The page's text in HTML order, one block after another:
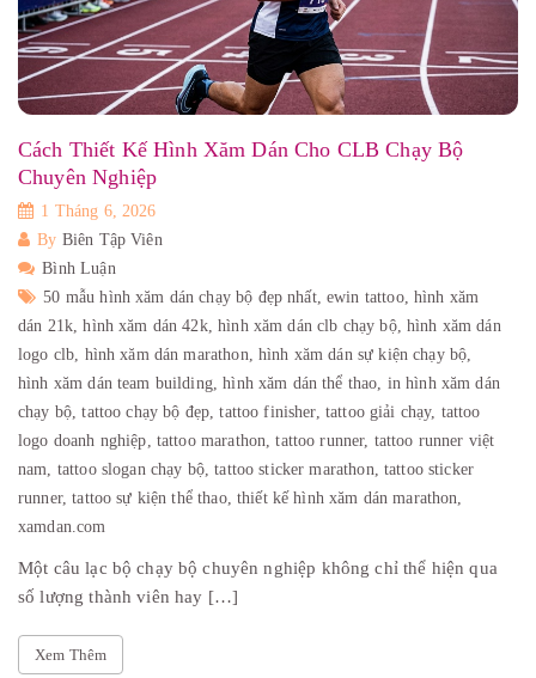
Cách Thiết Kế Hình Xăm Dán Cho CLB Chạy Bộ
Chuyên Nghiệp
1 Tháng 6, 2026
By Biên Tập Viên
Bình Luận
50 mẫu hình xăm dán chạy bộ đẹp nhất,ewin tattoo, hình xăm
dán 21k,hình xăm dán 42k,hình xăm dán clb chạy bộ, hình xăm dán
logo clb, hình xăm dán marathon, hình xăm dán sự kiện chạy bộ,
hình xăm dán team building,hình xăm dán thể thao, in hình xăm dán
chạy bộ,tattoo chạy bộ đẹp,tattoo finisher, tattoo giải chạy, tattoo
logo doanh nghiệp, tattoo marathon,tattoo runner, tattoo runner việt
nam, tattoo slogan chạy bộ,tattoo sticker marathon, tattoo sticker
runner,tattoo sự kiện thể thao, thiết kế hình xăm dán marathon,
xamdan.com
Một câu lạc bộ chạy bộ chuyên nghiệp không chỉ thể hiện qua
số lượng thành viên hay […]
Xem Thêm